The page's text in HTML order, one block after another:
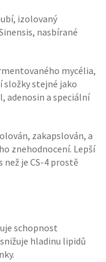
izolovaný
nasbírané
mycélia,
stejné jako
adenosin a speciální
zakapslován, a
znehodnocení. Lepší
než je CS-4 prostě
schopnost
hladinu lipidů